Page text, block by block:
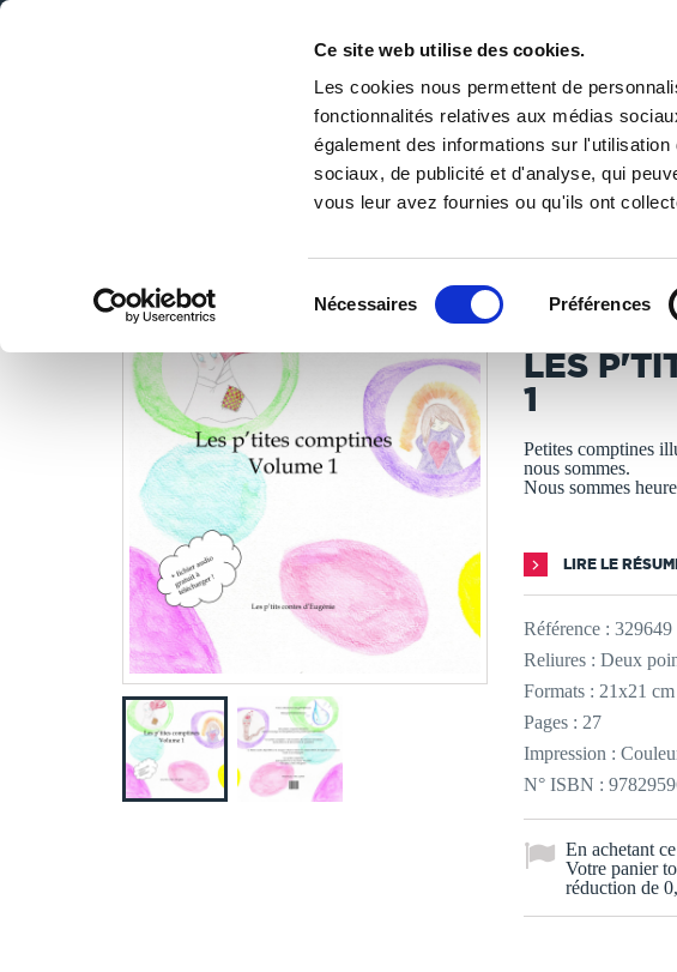
Ce site web utilise des cookies.
Les cookies nous permettent de
fonctionnalités relatives aux médias
également des informations sur
sociaux, de publicité et d'analyse, qui
vous leur avez fournies ou qu'ils ont
Nécessaires Préférences
DE LA PAGE BLANCHE... AU BEST SELLER
PUBLIER UN
/ Jeunesse & ados / De 3 à 7 ans / Les p'tites
LES LIVRES SONT
LES
1
Petites comptines
nous sommes.
Nous sommes
LIRE LE
Référence : 329649
Reliures : Deux
Formats : 21x21 cm
Pages : 27
Impression :
N° ISBN :
En achetant
Votre panier
réduction de